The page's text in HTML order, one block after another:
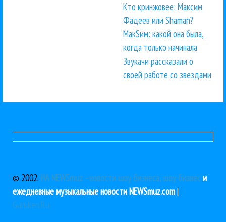
Кто кринжовее: Максим
Фадеев или Shaman?
МакSим: какой она была,
когда только начинала
Звукачи рассказали о
своей работе со звездами
© 2002. ИА NEWSmuz - новости шоу бизнеса, шоу бизнеси
ежедневные музыкальные новости NEWSmuz.com|
Guruken.Ru